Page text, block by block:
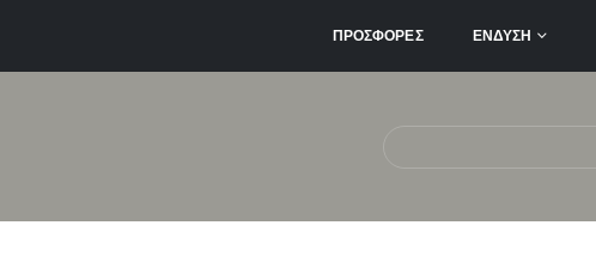
ΠΡΟΣΦΟΡΕΣ ΈΝΔΥΣΗ